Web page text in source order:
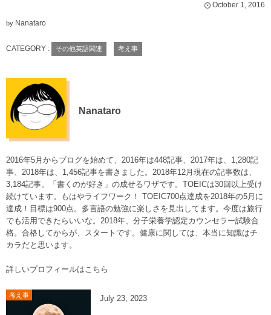
October 1, 2016
by Nanataro
CATEGORY : その他英語関連 考え事
Nanataro
2016年5月からブログを始めて、2016年は448記事、2017年は、1,280記
事、2018年は、1,456記事を書きました。2018年12月現在の記事数は、
3,184記事。「書くのが好き」の成せるワザです。TOEICは30回以上受け
続けています。もはやライフワーク！ TOEIC700点達成を2018年の5月に
達成！目標は900点。多言語の勉強に楽しさを見出してます。今度は旅行
でも活用できたらいいな。2018年、分子栄養学認定カウンセラー試験合
格。合格してからが、スタートです。健康に関しては、本当に知識はチ
カラだと思います。
詳しいプロフィールはこちら
考え事 July 23, 2023